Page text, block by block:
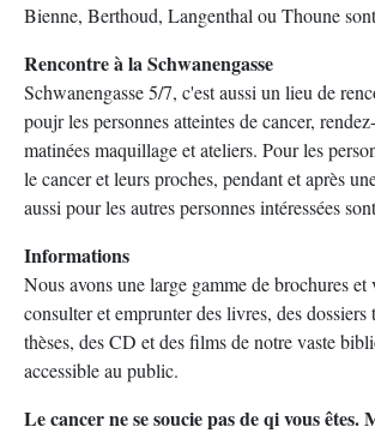
Bienne, Berthoud, Langenthal ou Thoune
Rencontre à la Schwanengasse
Schwanengasse 5/7, c'est aussi un lieu de
poujr les personnes atteintes de cancer,
matinées maquillage et ateliers. Pour les
le cancer et leurs proches, pendant et après
aussi pour les autres personnes intéressées
Informations
Nous avons une large gamme de brochures et
consulter et emprunter des livres, des dossiers
thèses, des CD et des films de notre vaste
accessible au public.
Le cancer ne se soucie pas de qi vous êtes.